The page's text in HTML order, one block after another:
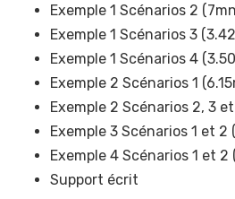
Exemple 1 Scénarios 2
Exemple 1 Scénarios 3
Exemple 1 Scénarios 4
Exemple 2 Scénarios 1
Exemple 2 Scénarios 2, 3
Exemple 3 Scénarios 1 et 2
Exemple 4 Scénarios 1 et 2
Support écrit